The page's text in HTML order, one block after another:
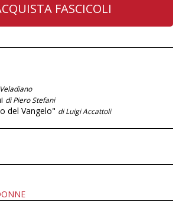
FASCICOLI
di Piero Stefani
del Vangelo" di Luigi Accattoli